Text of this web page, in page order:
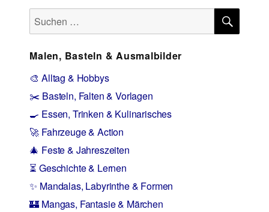
Suchen
nach:
Malen, Basteln & Ausmalbilder
🎨 Alltag & Hobbys
✂️ Basteln, Falten & Vorlagen
🍳 Essen, Trinken & Kulinarisches
🚀 Fahrzeuge & Action
🎄 Feste & Jahreszeiten
⏳ Geschichte & Lernen
✨ Mandalas, Labyrinthe & Formen
🏰 Mangas, Fantasie & Märchen